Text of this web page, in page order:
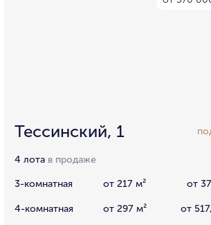
Тессинский, 1
4 лота в продаже
3-комнатная от 217 м² от
4-комнатная от 297 м² от